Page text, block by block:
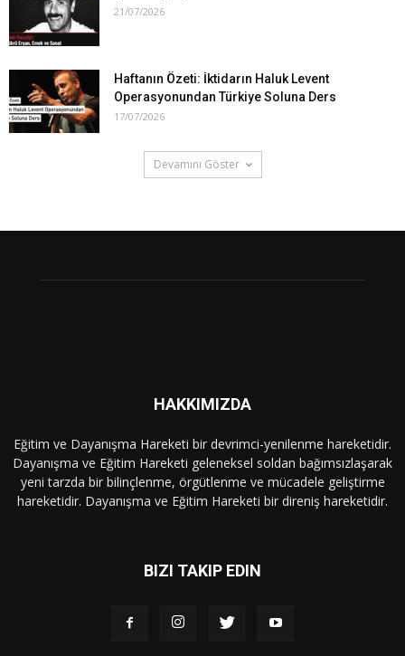
21/07/2026
Haftanın Özeti: İktidarın Haluk Levent
Operasyonundan Türkiye Soluna Ders
17/07/2026
Devamını Göster
HAKKIMIZDA
Eğitim ve Dayanışma Hareketi bir devrimci-yenilenme hareketidir.
Dayanışma ve Eğitim Hareketi geleneksel soldan bağımsızlaşarak
yeni tarzda bir bilinçlenme, örgütlenme ve mücadele geliştirme
hareketidir. Dayanışma ve Eğitim Hareketi bir direniş hareketidir.
BIZI TAKIP EDIN